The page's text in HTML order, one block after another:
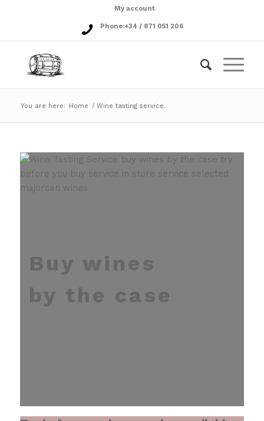
My account
Phone:+34 / 871 051 206
You are here: Home / Wine tasting service.
Buy wines
by the case